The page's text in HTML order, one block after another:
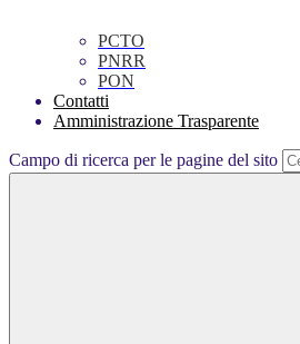
PCTO
PNRR
PON
Contatti
Amministrazione Trasparente
Campo di ricerca per le pagine del sito